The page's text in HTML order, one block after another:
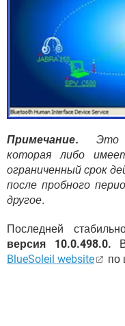
Примечание. Это
которая либо
ограниченный срок
после пробного
другое.
Последней
версия 10.0.498.0.
BlueSoleil website
по